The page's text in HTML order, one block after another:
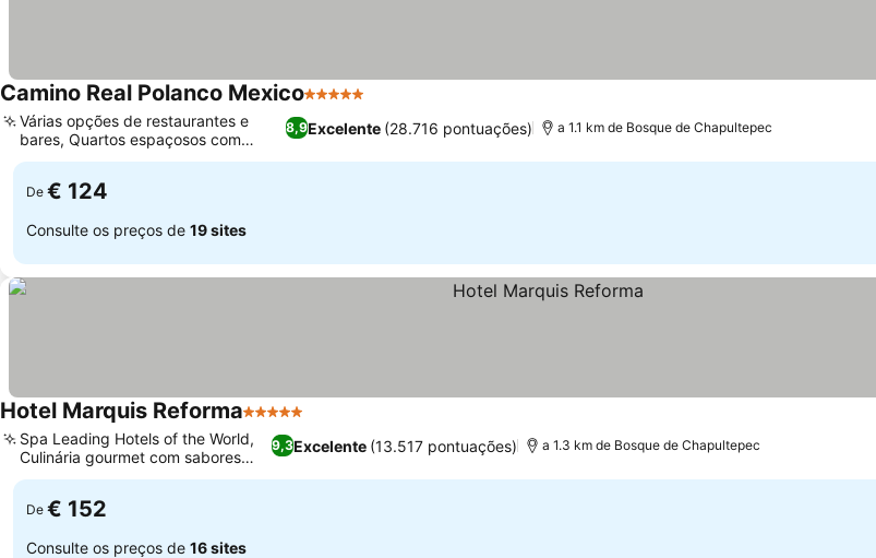
Camino Real Polanco Mexico5 Estrelas
8,9Excelente (28.716 pontuações)
Várias opções de restaurantes e
bares, Quartos espaçosos com
design único
a 1.1 km de Bosque de Chapultepec
De € 124
Consulte os preços de 19 sites
Hotel Marquis Reforma5 Estrelas
9,3Excelente (13.517 pontuações)
Spa Leading Hotels of the World,
Culinária gourmet com sabores
locais
a 1.3 km de Bosque de Chapultepec
De € 152
Consulte os preços de 16 sites